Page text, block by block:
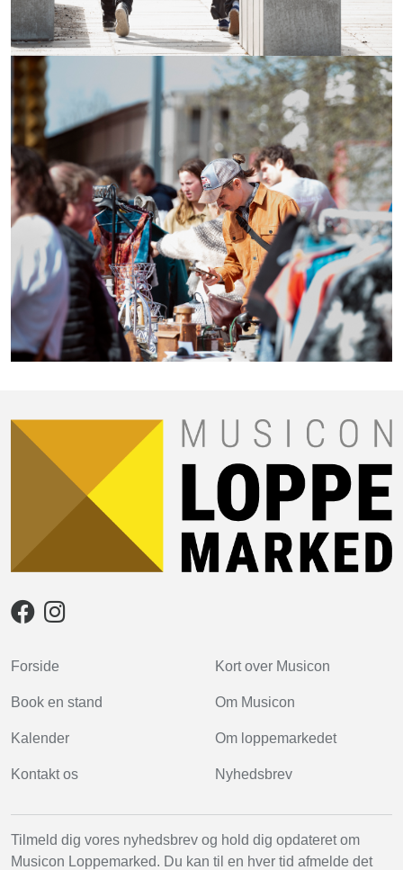
Forside
Book en stand
Kalender
Kontakt os
Kort over Musicon
Om Musicon
Om loppemarkedet
Nyhedsbrev
Tilmeld dig vores nyhedsbrev og hold dig opdateret om
Musicon Loppemarked. Du kan til en hver tid afmelde det